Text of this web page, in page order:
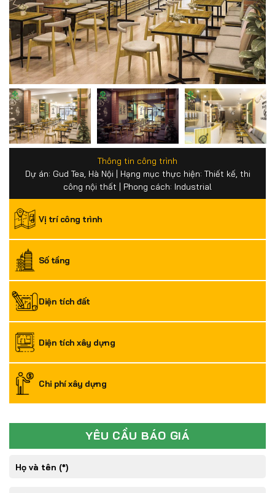
Thông tin công trình
Dự án: Gud Tea, Hà Nội | Hạng mục thực hiện: Thiết kế, thi
công nội thất | Phong cách: Industrial
Vị trí công trình
Số tầng
Diện tích đất
Diện tích xây dựng
Chi phí xây dựng
YÊU CẦU BÁO GIÁ